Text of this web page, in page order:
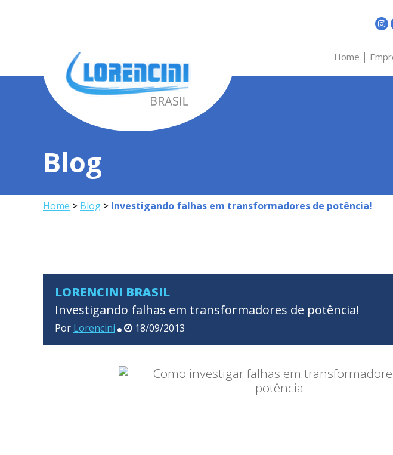
Home
Blog
Home > Blog > Investigando falhas em transformadores de potência!
LORENCINI BRASIL
Investigando falhas em transformadores de potência!
Por Lorencini 18/09/2013